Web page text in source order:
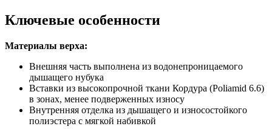
Ключевые особенности
Материалы верха:
Внешняя часть выполнена из водонепроницаемого
дышащего нубука
Вставки из высокопрочной ткани Кордура (Poliamid 6.6)
в зонах, менее подверженных износу
Внутренняя отделка из дышащего и износостойкого
полиэстера с мягкой набивкой